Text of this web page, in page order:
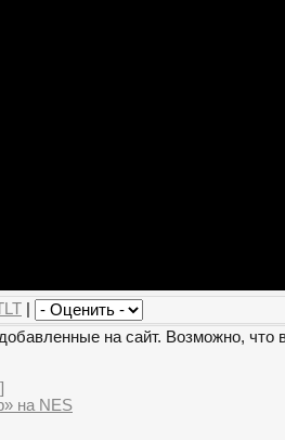
на сайт. Возможно, что
на NES